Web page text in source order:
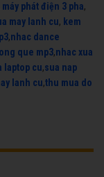
máy phát điện 3 pha,
may lanh cu, kem
,nhac dance
que mp3,nhac xua
laptop cu,sua nap
lanh cu,thu mua do